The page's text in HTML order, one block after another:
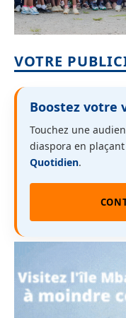
VOTRE
Boostez votre
Touchez une
diaspora en
Quotidien.